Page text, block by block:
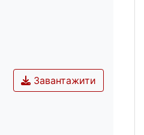
Завантажити